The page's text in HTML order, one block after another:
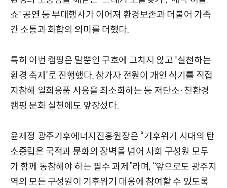
쇼' 공연 등 부대행사가 이어져 환경보존과 더불어 가족
간 소통과 화합의 의미를 더했다.
특히 이번 캠핑은 말뿐인 구호에 그치지 않고 '실천하는
환경 축제'로 진행했다. 참가자 전원이 개인 식기를 직접
지참해 일회용품 사용을 최소화하는 등 저탄소·친환경
캠핑 문화 실천에도 앞장섰다.
윤제정 광주기후에너지진흥원장은 “기후위기 시대의 탄
소중립은 국적과 문화의 장벽을 넘어 사회 구성원 모두
가 함께 동참해야 하는 필수 과제”라며, “앞으로도 광주지
역의 모든 구성원이 기후위기 대응에 참여할 수 있도록